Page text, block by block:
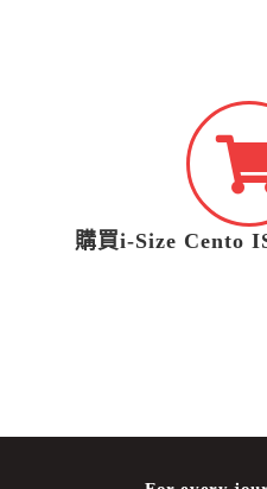
購買i-Size Cento